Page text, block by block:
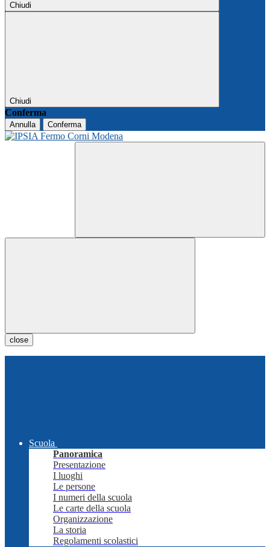
Chiudi
Chiudi
Conferma
Annulla Conferma
close
Scuola
Panoramica
Presentazione
I luoghi
Le persone
I numeri della scuola
Le carte della scuola
Organizzazione
La storia
Regolamenti scolastici